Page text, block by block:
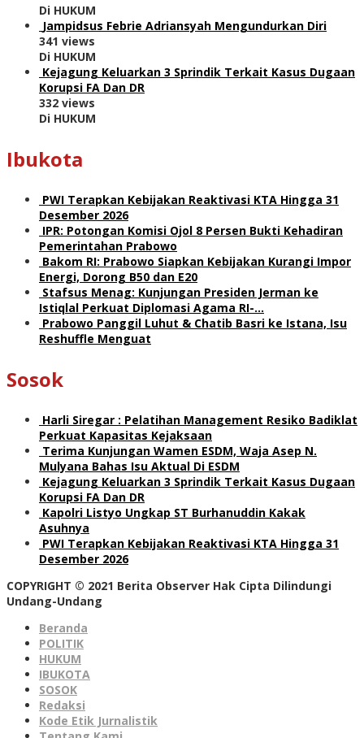
Di HUKUM
Jampidsus Febrie Adriansyah Mengundurkan Diri
341 views
Di HUKUM
Kejagung Keluarkan 3 Sprindik Terkait Kasus Dugaan
Korupsi FA Dan DR
332 views
Di HUKUM
Ibukota
PWI Terapkan Kebijakan Reaktivasi KTA Hingga 31
Desember 2026
IPR: Potongan Komisi Ojol 8 Persen Bukti Kehadiran
Pemerintahan Prabowo
Bakom RI: Prabowo Siapkan Kebijakan Kurangi Impor
Energi, Dorong B50 dan E20
Stafsus Menag: Kunjungan Presiden Jerman ke
Istiqlal Perkuat Diplomasi Agama RI-…
Prabowo Panggil Luhut & Chatib Basri ke Istana, Isu
Reshuffle Menguat
Sosok
Harli Siregar : Pelatihan Management Resiko Badiklat
Perkuat Kapasitas Kejaksaan
Terima Kunjungan Wamen ESDM, Waja Asep N.
Mulyana Bahas Isu Aktual Di ESDM
Kejagung Keluarkan 3 Sprindik Terkait Kasus Dugaan
Korupsi FA Dan DR
Kapolri Listyo Ungkap ST Burhanuddin Kakak
Asuhnya
PWI Terapkan Kebijakan Reaktivasi KTA Hingga 31
Desember 2026
COPYRIGHT © 2021 Berita Observer Hak Cipta Dilindungi
Undang-Undang
Beranda
POLITIK
HUKUM
IBUKOTA
SOSOK
Redaksi
Kode Etik Jurnalistik